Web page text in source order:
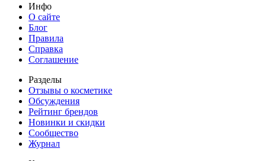
Инфо
О сайте
Блог
Правила
Справка
Соглашение
Разделы
Отзывы о косметике
Обсуждения
Рейтинг брендов
Новинки и скидки
Сообщество
Журнал